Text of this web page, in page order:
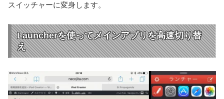
スイッチャーに変身します。
Launcherを使ってメインアプリを高速切り替
え